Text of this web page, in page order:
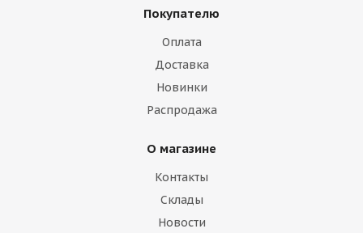
Покупателю
Оплата
Доставка
Новинки
Распродажа
О магазине
Контакты
Склады
Новости